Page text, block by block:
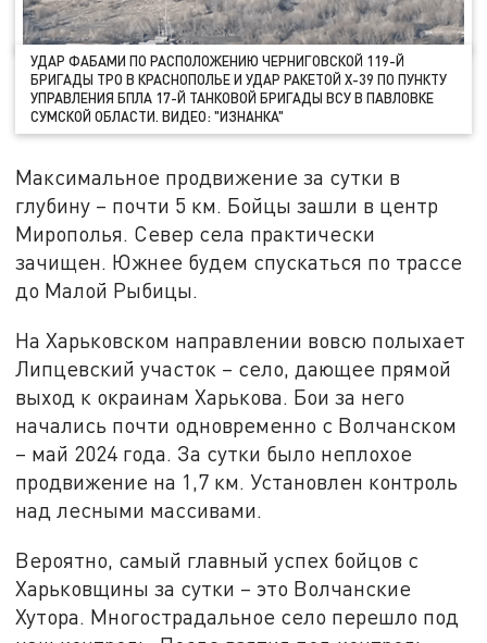
УДАР ФАБАМИ ПО РАСПОЛОЖЕНИЮ ЧЕРНИГОВСКОЙ 119-Й
БРИГАДЫ ТРО В КРАСНОПОЛЬЕ И УДАР РАКЕТОЙ Х-39 ПО ПУНКТУ
УПРАВЛЕНИЯ БПЛА 17-Й ТАНКОВОЙ БРИГАДЫ ВСУ В ПАВЛОВКЕ
СУМСКОЙ ОБЛАСТИ. ВИДЕО: "ИЗНАНКА"
Максимальное продвижение за сутки в
глубину – почти 5 км. Бойцы зашли в центр
Мирополья. Север села практически
зачищен. Южнее будем спускаться по трассе
до Малой Рыбицы.
На Харьковском направлении вовсю полыхает
Липцевский участок – село, дающее прямой
выход к окраинам Харькова. Бои за него
начались почти одновременно с Волчанском
– май 2024 года. За сутки было неплохое
продвижение на 1,7 км. Установлен контроль
над лесными массивами.
Вероятно, самый главный успех бойцов с
Харьковщины за сутки – это Волчанские
Хутора. Многострадальное село перешло под